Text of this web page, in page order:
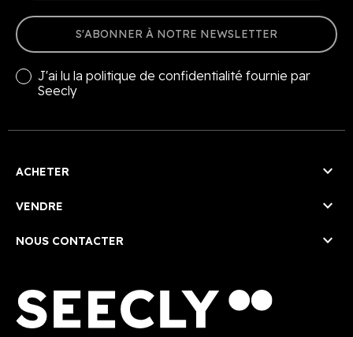
S'ABONNER À NOTRE NEWSLETTER
J'ai lu la politique de confidentialité fournie par
Seecly
ACHETER 
VENDRE 
NOUS CONTACTER 